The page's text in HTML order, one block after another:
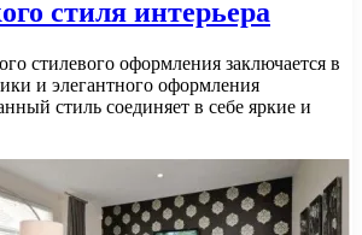
стиля интерьера
стилевого оформления заключается в
и элегантного оформления
стиль соединяет в себе яркие и